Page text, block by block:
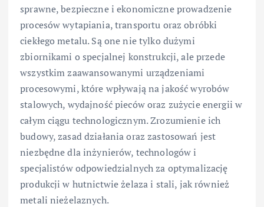
sprawne, bezpieczne i ekonomiczne prowadzenie
procesów wytapiania, transportu oraz obróbki
ciekłego metalu. Są one nie tylko dużymi
zbiornikami o specjalnej konstrukcji, ale przede
wszystkim zaawansowanymi urządzeniami
procesowymi, które wpływają na jakość wyrobów
stalowych, wydajność pieców oraz zużycie energii w
całym ciągu technologicznym. Zrozumienie ich
budowy, zasad działania oraz zastosowań jest
niezbędne dla inżynierów, technologów i
specjalistów odpowiedzialnych za optymalizację
produkcji w hutnictwie żelaza i stali, jak również
metali nieżelaznych.